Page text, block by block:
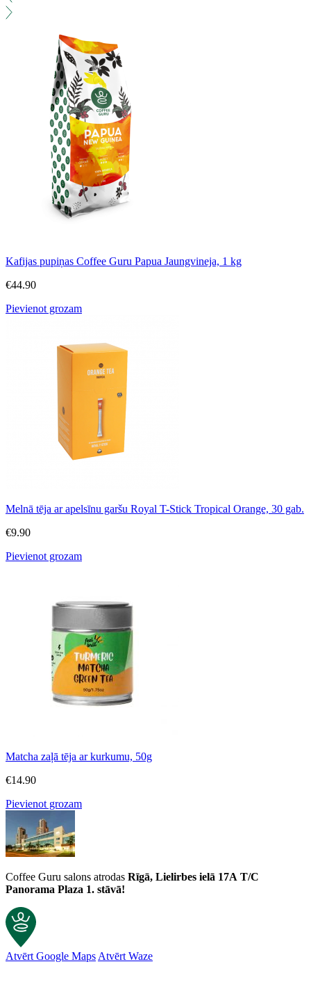
Kafijas pupiņas Coffee Guru Papua Jaungvineja, 1 kg
€44.90
Pievienot grozam
Melnā tēja ar apelsīnu garšu Royal T-Stick Tropical Orange, 30 gab.
€9.90
Pievienot grozam
Matcha zaļā tēja ar kurkumu, 50g
€14.90
Pievienot grozam
Coffee Guru salons atrodas Rīgā, Lielirbes ielā 17A T/C
Panorama Plaza 1. stāvā!
Atvērt Google Maps Atvērt Waze